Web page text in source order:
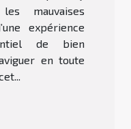
mauvaises
expérience
de bien
en toute